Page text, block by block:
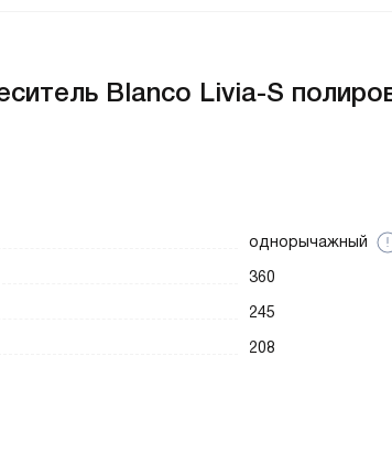
Blanco Livia-S
однорычажный
360
245
208